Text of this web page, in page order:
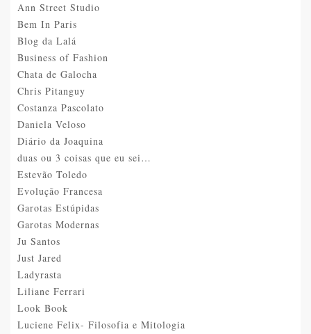
Ann Street Studio
Bem In Paris
Blog da Lalá
Business of Fashion
Chata de Galocha
Chris Pitanguy
Costanza Pascolato
Daniela Veloso
Diário da Joaquina
duas ou 3 coisas que eu sei…
Estevão Toledo
Evolução Francesa
Garotas Estúpidas
Garotas Modernas
Ju Santos
Just Jared
Ladyrasta
Liliane Ferrari
Look Book
Luciene Felix- Filosofia e Mitologia